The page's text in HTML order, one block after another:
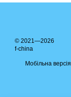
© 2021—2026
f-china
Мобільна версія